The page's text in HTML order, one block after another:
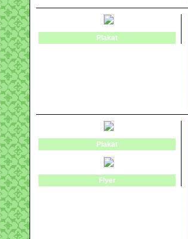
Plakat
Plakat
Flyer